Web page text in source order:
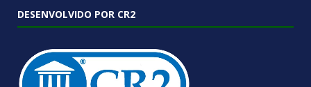
DESENVOLVIDO POR CR2